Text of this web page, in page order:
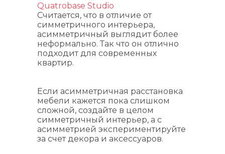
Quatrobase Studio
Считается, что в отличие от
симметричного интерьера,
асимметричный выглядит более
неформально. Так что он отлично
подходит для современных
квартир.
Если асимметричная расстановка
мебели кажется пока слишком
сложной, создайте в целом
симметричный интерьер, а с
асимметрией экспериментируйте
за счет декора и аксессуаров.